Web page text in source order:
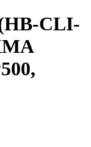
CLI-